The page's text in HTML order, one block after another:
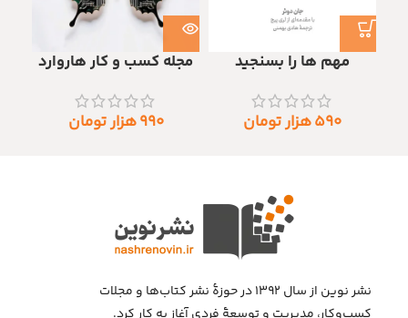
مهم ها را بسنجید
۵۹۰هزار تومان
مجله کسب و کار هاروارد
۹۹۰هزار تومان
نشر نوین از سال ۱۳۹۲ در حوزهٔ نشر کتاب‌ها و مجلات
کسب‌وکار، مدیریت و توسعهٔ فردی آغاز به کار کرد.